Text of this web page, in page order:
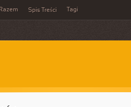
Razem Spis Treści Tagi